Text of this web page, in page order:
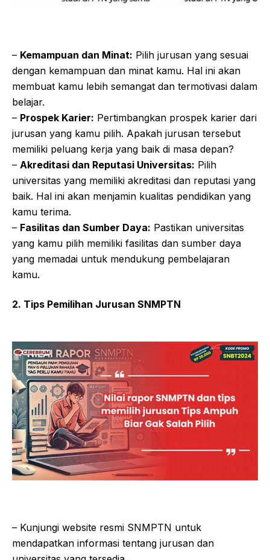
– Kemampuan dan Minat: Pilih jurusan yang sesuai
dengan kemampuan dan minat kamu. Hal ini akan
membuat kamu lebih semangat dan termotivasi dalam
belajar.
– Prospek Karier: Pertimbangkan prospek karier dari
jurusan yang kamu pilih. Apakah jurusan tersebut
memiliki peluang kerja yang baik di masa depan?
– Akreditasi dan Reputasi Universitas: Pilih
universitas yang memiliki akreditasi dan reputasi yang
baik. Hal ini akan menjamin kualitas pendidikan yang
kamu terima.
– Fasilitas dan Sumber Daya: Pastikan universitas
yang kamu pilih memiliki fasilitas dan sumber daya
yang memadai untuk mendukung pembelajaran
kamu.
2. Tips Pemilihan Jurusan SNMPTN
– Kunjungi website resmi SNMPTN untuk
mendapatkan informasi tentang jurusan dan